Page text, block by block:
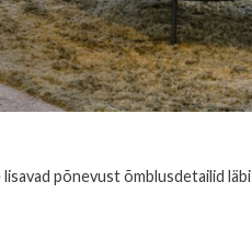
põnevust õmblusdetailid läbi